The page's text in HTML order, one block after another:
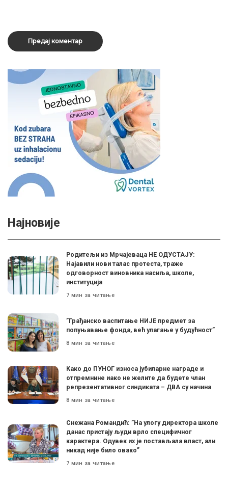
Најновије
Родитељи из Мрчајеваца НЕ ОДУСТАЈУ:
Најавили нови талас протеста, траже
одговорност виновника насиља, школе,
институција
7 мин за читање
”Грађанско васпитање НИЈЕ предмет за
попуњавање фонда, већ улагање у будућност”
8 мин за читање
Како до ПУНОГ износа јубиларне награде и
отпремнине иако не желите да будете члан
репрезентативног синдиката – ДВА су начина
8 мин за читање
Снежана Романдић: ”На улогу директора школе
данас пристају људи врло специфичног
карактера. Одувек их је постављала власт, али
никад није било овако”
7 мин за читање